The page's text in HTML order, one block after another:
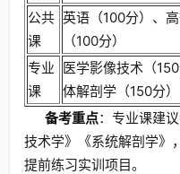
公共
课
英语（100分）、
（100分）
专业
课
医学影像技术（
体解剖学（150分）
备考重点：专业课建
技术学》《系统解剖学》
提前练习实训项目。